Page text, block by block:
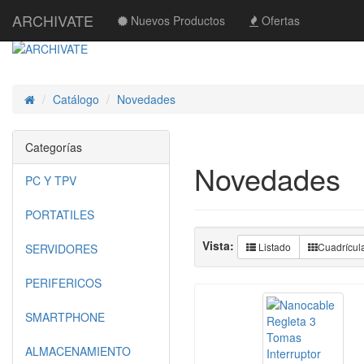
ARCHIVATE Nuevos Productos Ofertas
InicioCatálogo Novedades
Novedades
Vista: Listado
Categorías
PC Y TPV
PORTATILES
SERVIDORES
PERIFERICOS
SMARTPHONE
ALMACENAMIENTO